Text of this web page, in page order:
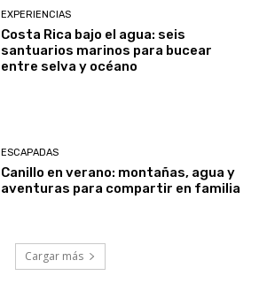
EXPERIENCIAS
Costa Rica bajo el agua: seis
santuarios marinos para bucear
entre selva y océano
ESCAPADAS
Canillo en verano: montañas, agua y
aventuras para compartir en familia
Cargar más